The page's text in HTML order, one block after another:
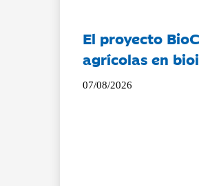
El proyecto
agrícolas en
07/08/2026